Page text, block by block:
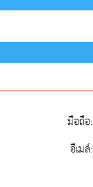
มือถือ:
อีเมล์: